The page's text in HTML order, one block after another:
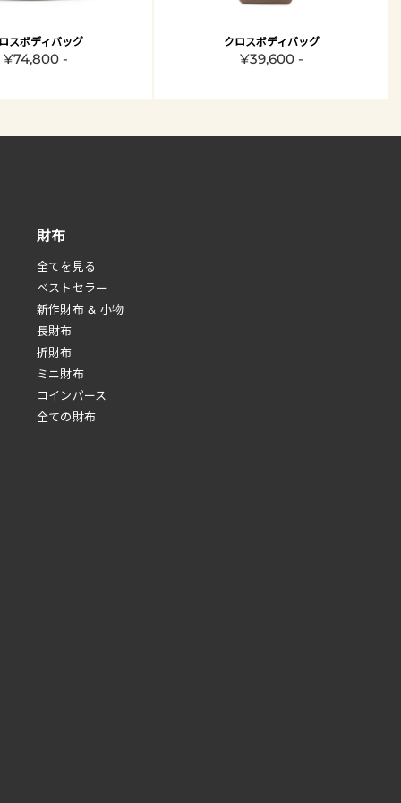
スボディバッグ
¥74,800 -
クロスボディバッグ
¥39,600 -
財布
全てを見る
べストセラー
新作財布 & 小物
長財布
折財布
ミニ財布
コインパース
全ての財布